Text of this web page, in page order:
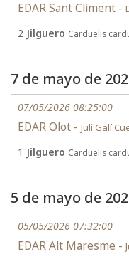
EDAR Sant Climent -
2 Jilguero Carduelis
7 de mayo de
07/05/2026 08:25:00
EDAR Olot - Juli Galí
1 Jilguero Carduelis
5 de mayo de
05/05/2026 07:32:00
EDAR Alt Maresme -